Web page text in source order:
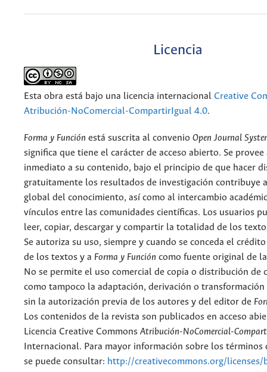
Licencia
Esta obra está bajo una licencia internacional Creative
Atribución-NoComercial-CompartirIgual 4.0.
Forma y Función está suscrita al convenio Open Journal
significa que tiene el carácter de acceso abierto. Se provee
inmediato a su contenido, bajo el principio de que hacer
gratuitamente los resultados de investigación contribuye
global del conocimiento, así como al intercambio
vínculos entre las comunidades científicas. Los usuarios
leer, copiar, descargar y compartir la totalidad de los
Se autoriza su uso, siempre y cuando se conceda el
de los textos y a Forma y Función como fuente original de
No se permite el uso comercial de copia o distribución de
como tampoco la adaptación, derivación o transformación
sin la autorización previa de los autores y del editor de
Los contenidos de la revista son publicados en acceso
Licencia Creative Commons Atribución-NoComercial-
Internacional. Para mayor información sobre los términos
se puede consultar: http://creativecommons.org/licenses/